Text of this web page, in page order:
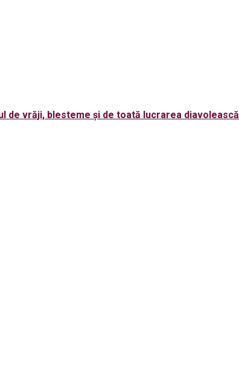
de vrăji, blesteme și de toată lucrarea diavolească